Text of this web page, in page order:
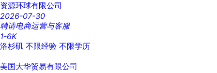
资源环球有限公司
2026-07-30
聘请电商运营与客服
1-6K
洛杉矶 不限经验 不限学历
美国大华贸易有限公司